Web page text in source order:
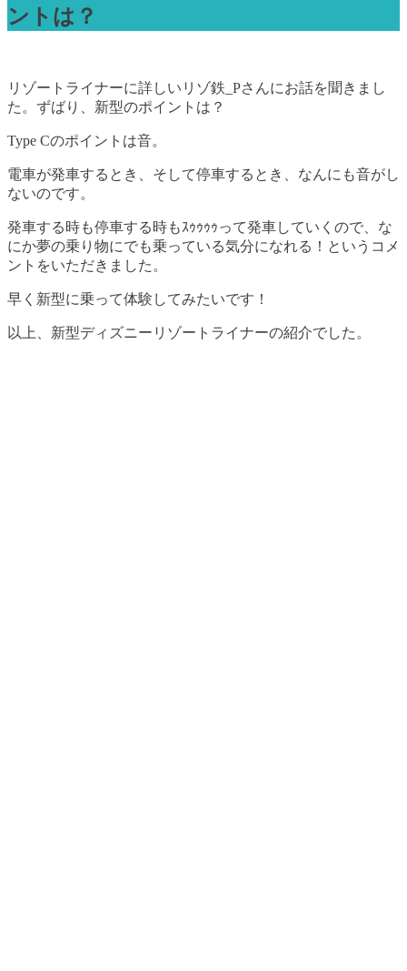
ントは？
リゾートライナーに詳しいリゾ鉄_Pさんにお話を聞きまし
た。ずばり、新型のポイントは？
Type Cのポイントは音。
電車が発車するとき、そして停車するとき、なんにも音がし
ないのです。
発車する時も停車する時もｽｩｩｩｩって発車していくので、な
にか夢の乗り物にでも乗っている気分になれる！というコメ
ントをいただきました。
早く新型に乗って体験してみたいです！
以上、新型ディズニーリゾートライナーの紹介でした。